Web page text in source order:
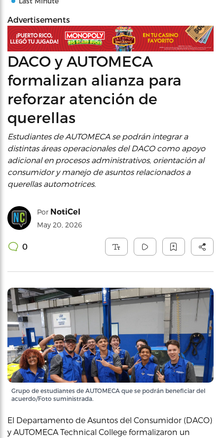
Advertisements
DACO y AUTOMECA
formalizan alianza para
reforzar atención de
querellas
Estudiantes de AUTOMECA se podrán integrar a
distintas áreas operacionales del DACO como apoyo
adicional en procesos administrativos, orientación al
consumidor y manejo de asuntos relacionados a
querellas automotrices.
Por NotiCel
May 20, 2026
0
Grupo de estudiantes de AUTOMECA que se podrán beneficiar del
acuerdo/Foto suministrada.
El Departamento de Asuntos del Consumidor (DACO)
y AUTOMECA Technical College formalizaron un